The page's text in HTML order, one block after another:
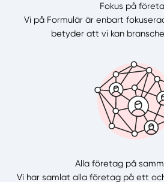
Fokus på
Vi på Formulär är enbart
betyder att vi kan
Alla företag på
Vi har samlat alla företag på ett